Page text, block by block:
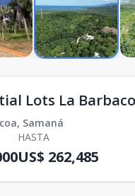
Lots La
, Samaná
HASTA
US$ 262,485